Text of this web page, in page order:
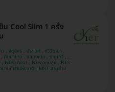
น Cool Slim 1 ครั้ง
อโศก , MRT สุขุมวิท , BTS อ่อนนุช , BTS สนามกีฬาแห่งชาติ , MRT สามย่าน